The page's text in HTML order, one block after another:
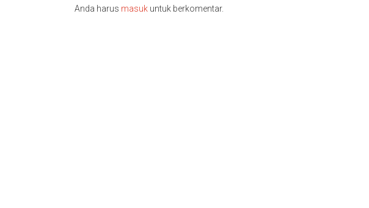
Anda harus masuk untuk berkomentar.